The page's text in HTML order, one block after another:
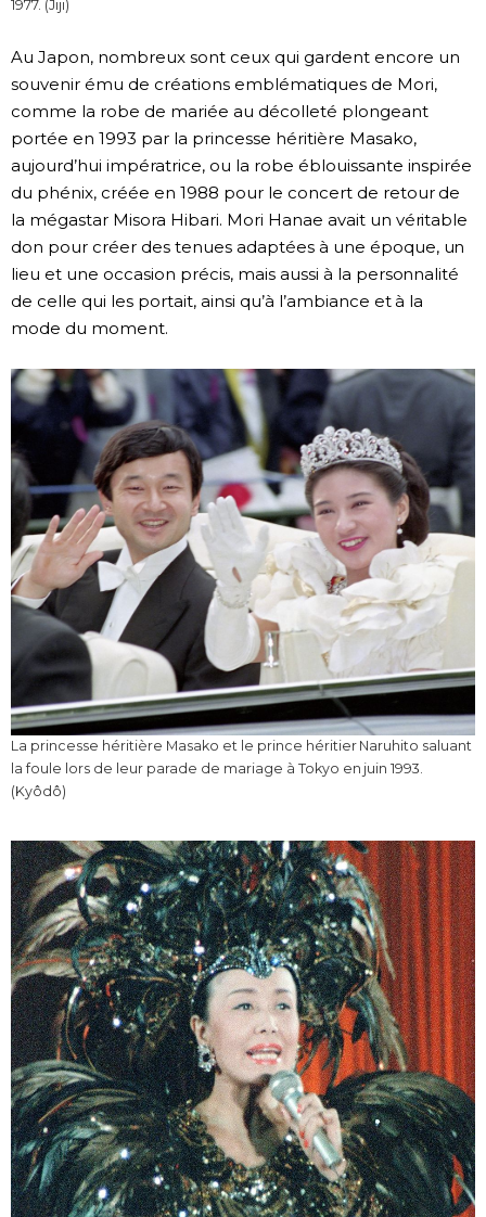
1977. (Jiji)
Au Japon, nombreux sont ceux qui gardent encore un
souvenir ému de créations emblématiques de Mori,
comme la robe de mariée au décolleté plongeant
portée en 1993 par la princesse héritière Masako,
aujourd’hui impératrice, ou la robe éblouissante inspirée
du phénix, créée en 1988 pour le concert de retour de
la mégastar Misora Hibari. Mori Hanae avait un véritable
don pour créer des tenues adaptées à une époque, un
lieu et une occasion précis, mais aussi à la personnalité
de celle qui les portait, ainsi qu’à l’ambiance et à la
mode du moment.
La princesse héritière Masako et le prince héritier Naruhito saluant
la foule lors de leur parade de mariage à Tokyo en juin 1993.
(Kyôdô)